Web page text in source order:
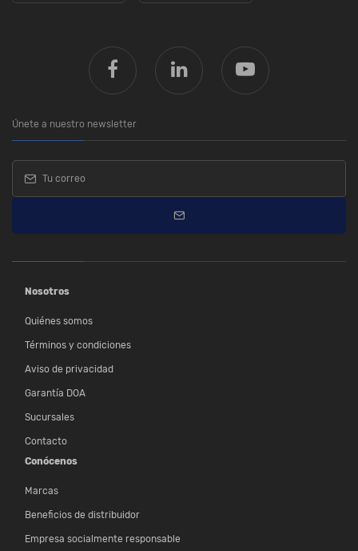
Únete a nuestro newsletter
Nosotros
Quiénes somos
Términos y condiciones
Aviso de privacidad
Garantía DOA
Sucursales
Contacto
Conócenos
Marcas
Beneficios de distribuidor
Empresa socialmente responsable